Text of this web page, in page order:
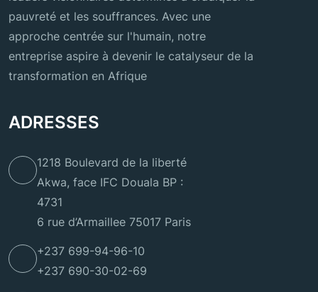
pauvreté et les souffrances. Avec une
approche centrée sur l'humain, notre
entreprise aspire à devenir le catalyseur de la
transformation en Afrique
ADRESSES
1218 Boulevard de la liberté
Akwa, face IFC Douala BP :
4731
6 rue d’Armaillee 75017 Paris
+237 699-94-96-10
+237 690-30-02-69